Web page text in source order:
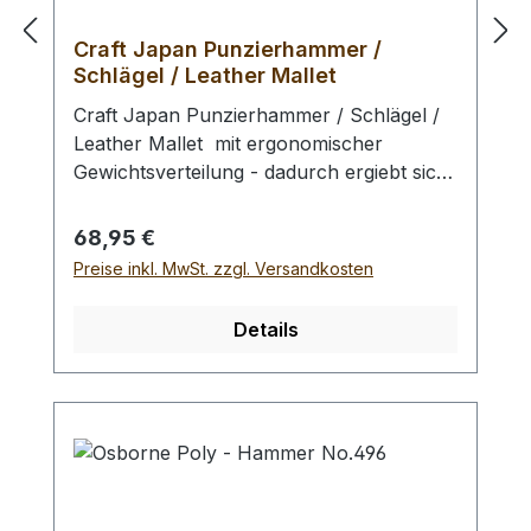
Craft Japan Punzierhammer /
Schlägel / Leather Mallet
Craft Japan Punzierhammer / Schlägel /
Leather Mallet mit ergonomischer
Gewichtsverteilung - dadurch ergiebt sich
und ein exzellentes Schlagbild. Der extrem
schlagfeste Schlägel - Kopf besteht aus
gefrästem Spezialkunststoff.. Der Griff ist
Schlagen von Punziereisen, Locheisen,
Braidingstempeln, usw., runde
Schlagfläche. Wenig Rückschlag durch
Profiausführung. Auswahlliste: # 01:
Regulärer Preis:
68,95 €
Preise inkl. MwSt. zzgl. Versandkosten
Details